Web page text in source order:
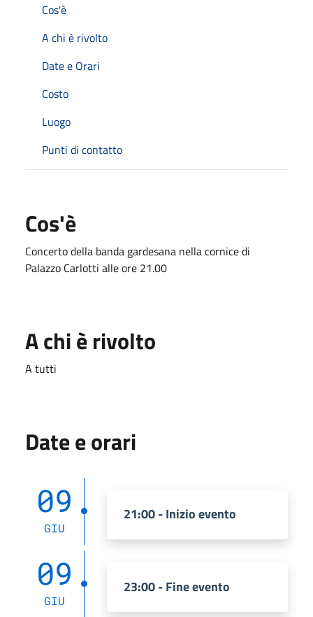
Cos'è
A chi è rivolto
Date e Orari
Costo
Luogo
Punti di contatto
Cos'è
Concerto della banda gardesana nella cornice di
Palazzo Carlotti alle ore 21.00
A chi è rivolto
A tutti
Date e orari
09
GIU
21:00 - Inizio evento
09
GIU
23:00 - Fine evento